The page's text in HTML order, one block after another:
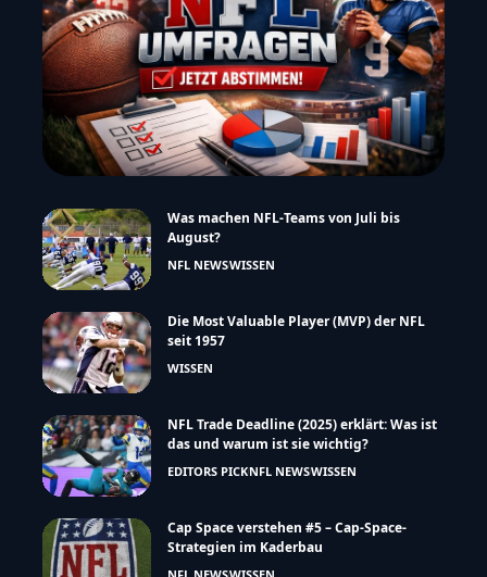
Was machen NFL-Teams von Juli bis
August?
NFL NEWSWISSEN
Die Most Valuable Player (MVP) der NFL
seit 1957
WISSEN
NFL Trade Deadline (2025) erklärt: Was ist
das und warum ist sie wichtig?
EDITORS PICKNFL NEWSWISSEN
Cap Space verstehen #5 – Cap-Space-
Strategien im Kaderbau